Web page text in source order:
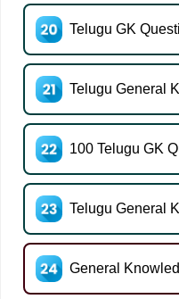
Telugu GK
Telugu General
100 Telugu GK
Telugu General
General